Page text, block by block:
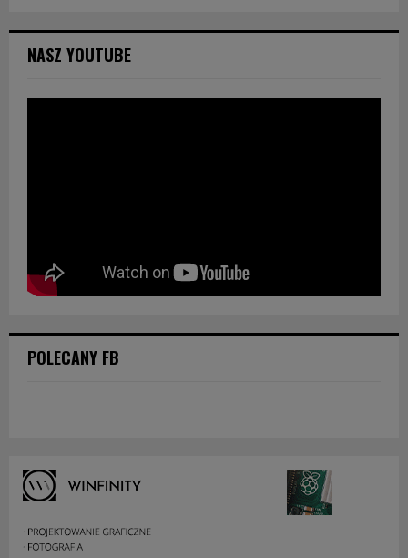
NASZ YOUTUBE
POLECANY FB